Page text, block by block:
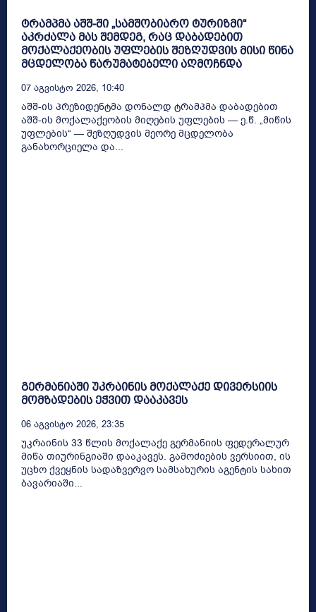
ტრამპმა აშშ-ში „სამშობიარო ტურიზმი“
აკრძალა მას შემდეგ, რაც დაბადებით
მოქალაქეობის უფლების შეზღუდვის მისი წინა
მცდელობა წარუმატებელი აღმოჩნდა
07 Აგვისტო 2026, 10:40
აშშ-ის პრეზიდენტმა დონალდ ტრამპმა დაბადებით
აშშ-ის მოქალაქეობის მიღების უფლების — ე.წ. „მიწის
უფლების“ — შეზღუდვის მეორე მცდელობა
განახორციელა და...
გერმანიაში უკრაინის მოქალაქე დივერსიის
მომზადების ეჭვით დააკავეს
06 Აგვისტო 2026, 23:35
უკრაინის 33 წლის მოქალაქე გერმანიის ფედერალურ
მიწა თიურინგიაში დააკავეს. გამოძიების ვერსიით, ის
უცხო ქვეყნის სადაზვერვო სამსახურის აგენტის სახით
ბავარიაში...